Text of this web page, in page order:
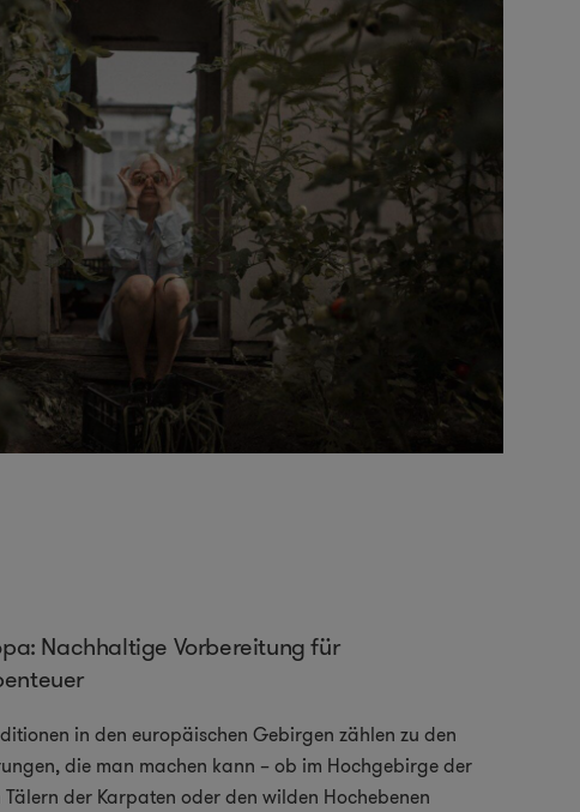
Nachhaltige Vorbereitung für
in den europäischen Gebirgen zählen zu den
die man machen kann – ob im Hochgebirge der
der Karpaten oder den wilden Hochebenen